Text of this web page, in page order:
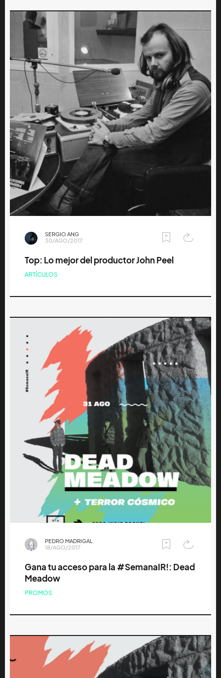
SERGIO ANG
30/AGO/2017
Top: Lo mejor del productor John Peel
ARTÍCULOS
PEDRO MADRIGAL
18/AGO/2017
Gana tu acceso para la #SemanaIR!: Dead
Meadow
PROMOS